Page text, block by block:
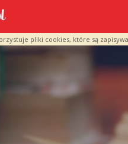
pliki cookies, które są